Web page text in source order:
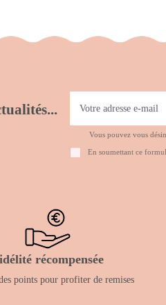
Vous pouvez vous
En soumettant ce
récompensée
points pour profiter de remises